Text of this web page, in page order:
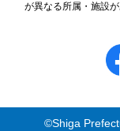
が異なる所属・施設が
©Shiga